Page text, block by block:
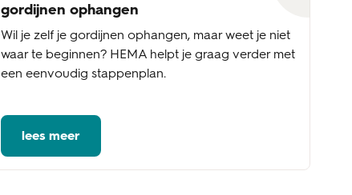
gordijnen ophangen
Wil je zelf je gordijnen ophangen, maar weet je niet
waar te beginnen? HEMA helpt je graag verder met
een eenvoudig stappenplan.
lees meer